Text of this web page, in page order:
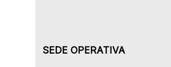
SEDE OPERATIVA